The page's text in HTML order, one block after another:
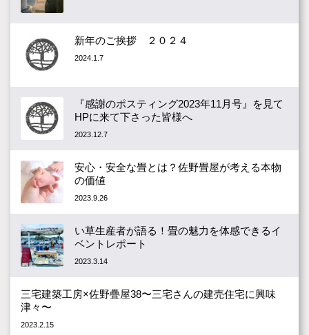
新年のご挨拶 ２０２４
2024.1.7
『感謝のポスティング2023年11月号』を見て
HPに来て下さった皆様へ
2023.12.7
安心・安全な畳とは？佐野畳屋が考える本物
の価値
2023.9.26
い草生産者が語る！畳の魅力を体感できるイ
ベントレポート
2023.3.14
三宅建築工房×佐野疊屋38〜三宅さんの建売住宅に興味
津々〜
2023.2.15